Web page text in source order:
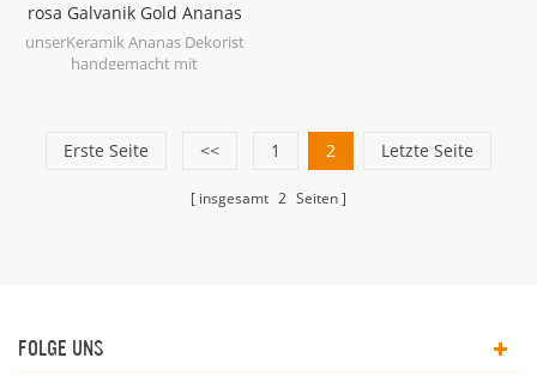
rosa Galvanik Gold Ananas
Figur Haus Deko
unserKeramik Ananas Dekorist
handgemacht mit
Goldende, ist eine sehr nette
Erste Seite << 1 2 Letzte Seite
insgesamt 2 Seiten
FOLGE UNS